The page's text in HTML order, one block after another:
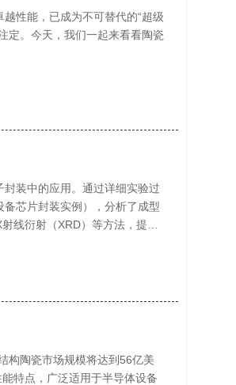
性能，已成为不可替代的“超级
定。今天，我们一起来看看陶瓷
装中的应用。通过详细实验过
芯片封装实例），分析了成型
线衍射（XRD）等方法，提供
高可靠性和热性能）与挑战
，突出陶瓷模压成型在集成电
构陶瓷市场规模将达到56亿美
特点，广泛适用于半导体设备